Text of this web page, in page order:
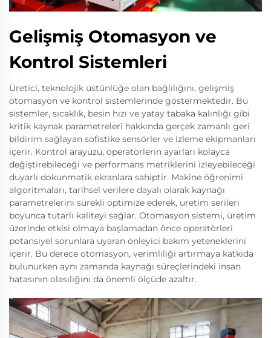
Gelişmiş Otomasyon ve
Kontrol Sistemleri
Üretici, teknolojik üstünlüğe olan bağlılığını, gelişmiş
otomasyon ve kontrol sistemlerinde göstermektedir. Bu
sistemler, sıcaklık, besin hızı ve yatay tabaka kalınlığı gibi
kritik kaynak parametreleri hakkında gerçek zamanlı geri
bildirim sağlayan sofistike sensörler ve izleme ekipmanları
içerir. Kontrol arayüzü, operatörlerin ayarları kolayca
değiştirebileceği ve performans metriklerini izleyebileceği
duyarlı dokunmatik ekranlara sahiptir. Makine öğrenimi
algoritmaları, tarihsel verilere dayalı olarak kaynağı
parametrelerini sürekli optimize ederek, üretim serileri
boyunca tutarlı kaliteyi sağlar. Otomasyon sistemi, üretim
üzerinde etkisi olmaya başlamadan önce operatörleri
potansiyel sorunlara uyaran önleyici bakım yeteneklerini
içerir. Bu derece otomasyon, verimliliği artırmaya katkıda
bulunurken aynı zamanda kaynağı süreçlerindeki insan
hatasının olasılığını da önemli ölçüde azaltır.